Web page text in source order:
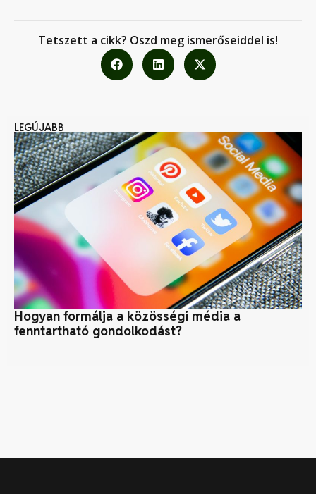
Tetszett a cikk? Oszd meg ismerőseiddel is!
LEGÚJABB
Hogyan formálja a közösségi média a
fenntartható gondolkodást?